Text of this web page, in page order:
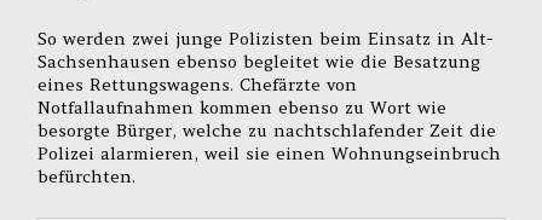
So werden zwei junge Polizisten beim Einsatz in Alt-
Sachsenhausen ebenso begleitet wie die Besatzung
eines Rettungswagens. Chefärzte von
Notfallaufnahmen kommen ebenso zu Wort wie
besorgte Bürger, welche zu nachtschlafender Zeit die
Polizei alarmieren, weil sie einen Wohnungseinbruch
befürchten.